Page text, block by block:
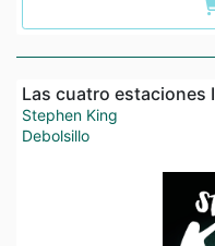
Las cuatro estaciones I
Stephen King
Debolsillo